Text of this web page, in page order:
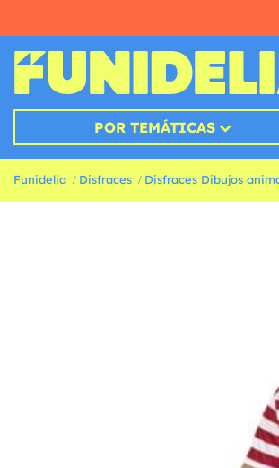
POR TEMÁTICAS
Funidelia Disfraces Disfraces Dibujos